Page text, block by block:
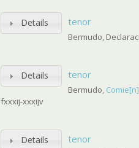
Details tenor
Bermudo,
Details tenor
Bermudo,
fxxxij-xxxijv
Details tenor